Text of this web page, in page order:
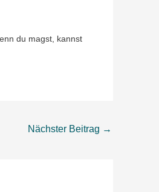
du magst, kannst
Nächster Beitrag →